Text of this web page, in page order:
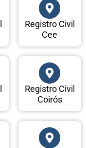
Registro Civil
Cee
Registro Civil
Coirós